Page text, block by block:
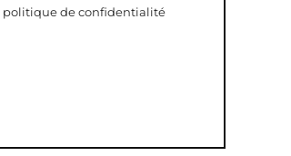
politique de confidentialité